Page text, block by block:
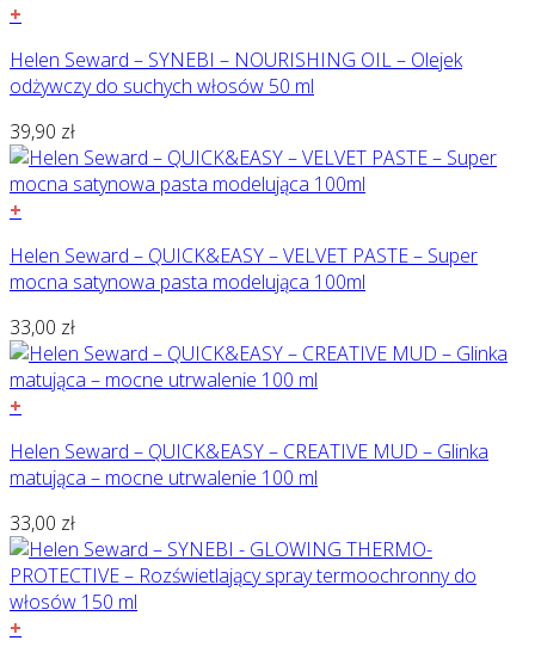
+
Helen Seward – SYNEBI – NOURISHING OIL – Olejek
odżywczy do suchych włosów 50 ml
39,90 zł
+
Helen Seward – QUICK&EASY – VELVET PASTE – Super
mocna satynowa pasta modelująca 100ml
33,00 zł
+
Helen Seward – QUICK&EASY – CREATIVE MUD – Glinka
matująca – mocne utrwalenie 100 ml
33,00 zł
+